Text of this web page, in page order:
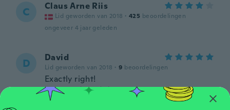
C Claus Arne Riis
Lid geworden van 2018 · 425 beoordelingen
ongeveer 4 jaar geleden
D David
Lid geworden van 2018 · 9 beoordelingen
Exactly right!
ongeveer 4 jaar geleden